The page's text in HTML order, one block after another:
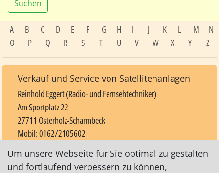
Suchen
A B C D E F G H I J K L M
N
O
P Q R S T U V W X Y Z
Verkauf und Service von Satellitenanlagen
Reinhold Eggert (Radio- und Fernsehtechniker)
Am Sportplatz 22
27711 Osterholz-Scharmbeck
Mobil: 0162/2105602
Um unsere Webseite für Sie optimal zu gestalten
und fortlaufend verbessern zu können,